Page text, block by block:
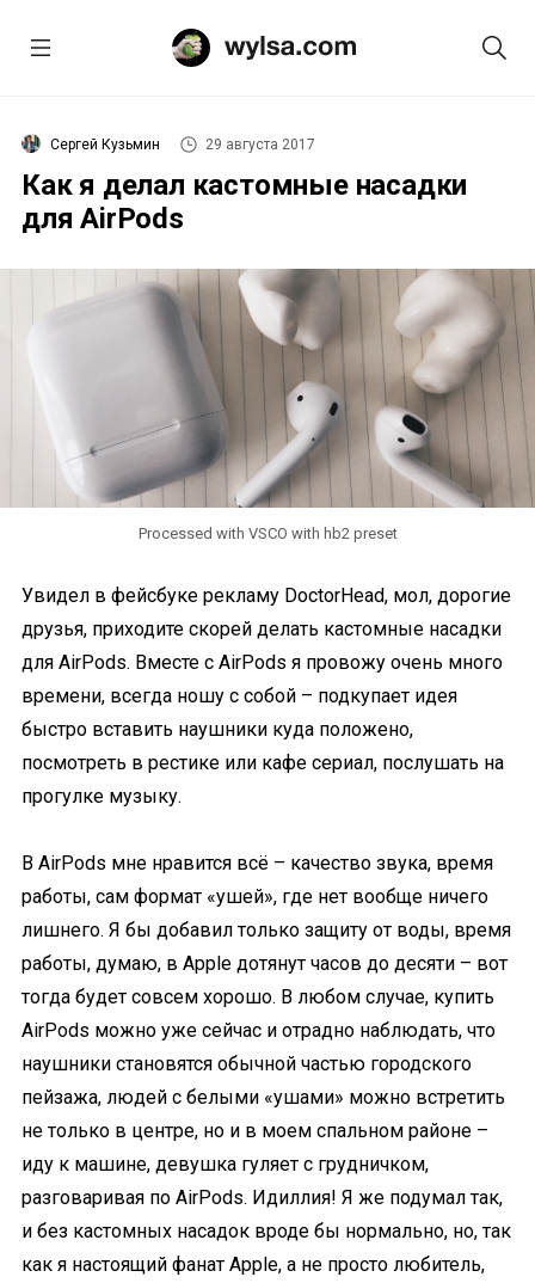
Сергей Кузьмин 29 августа 2017
Как я делал кастомные насадки
для AirPods
Processed with VSCO with hb2 preset
Увидел в фейсбуке рекламу DoctorHead, мол, дорогие
друзья, приходите скорей делать кастомные насадки
для AirPods. Вместе с AirPods я провожу очень много
времени, всегда ношу с собой – подкупает идея
быстро вставить наушники куда положено,
посмотреть в рестике или кафе сериал, послушать на
прогулке музыку.
В AirPods мне нравится всё – качество звука, время
работы, сам формат «ушей», где нет вообще ничего
лишнего. Я бы добавил только защиту от воды, время
работы, думаю, в Apple дотянут часов до десяти – вот
тогда будет совсем хорошо. В любом случае, купить
AirPods можно уже сейчас и отрадно наблюдать, что
наушники становятся обычной частью городского
пейзажа, людей с белыми «ушами» можно встретить
не только в центре, но и в моем спальном районе –
иду к машине, девушка гуляет с грудничком,
разговаривая по AirPods. Идиллия! Я же подумал так,
и без кастомных насадок вроде бы нормально, но, так
как я настоящий фанат Apple, а не просто любитель,